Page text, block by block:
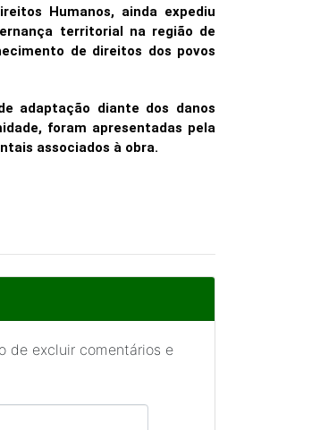
Humanos, ainda expediu
territorial na região de
de direitos dos povos
adaptação diante dos danos
foram apresentadas pela
associados à obra.
de excluir comentários e